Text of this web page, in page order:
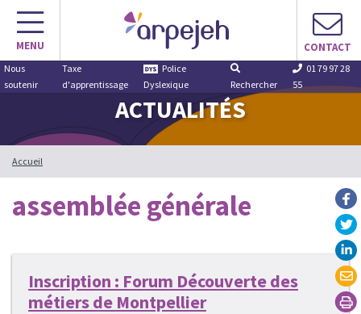
Aller
contenu
MENU CONTACT
Nous
soutenir
Taxe
d'apprentissage
Police
Dyslexique
Rechercher
01 79 97 28
55
ACTUALITÉS
Accueil
assemblée générale
Inscription : Forum Découverte des
métiers de Montpellier